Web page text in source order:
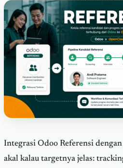
Integrasi Odoo Referensi
akal kalau targetnya jelas: